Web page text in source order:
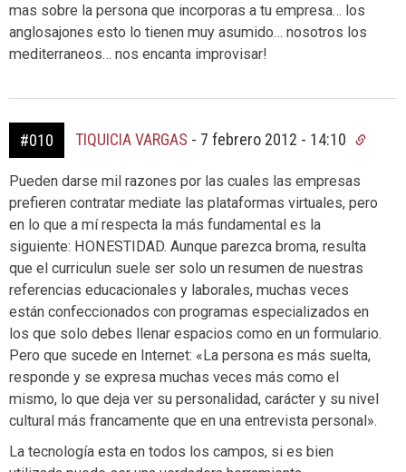
mas sobre la persona que incorporas a tu empresa… los
anglosajones esto lo tienen muy asumido… nosotros los
mediterraneos… nos encanta improvisar!
#010 TIQUICIA VARGAS - 7 febrero 2012 - 14:10
Pueden darse mil razones por las cuales las empresas
prefieren contratar mediate las plataformas virtuales, pero
en lo que a mí respecta la más fundamental es la
siguiente: HONESTIDAD. Aunque parezca broma, resulta
que el curriculun suele ser solo un resumen de nuestras
referencias educacionales y laborales, muchas veces
están confeccionados con programas especializados en
los que solo debes llenar espacios como en un formulario.
Pero que sucede en Internet: «La persona es más suelta,
responde y se expresa muchas veces más como el
mismo, lo que deja ver su personalidad, carácter y su nivel
cultural más francamente que en una entrevista personal».
La tecnología esta en todos los campos, si es bien